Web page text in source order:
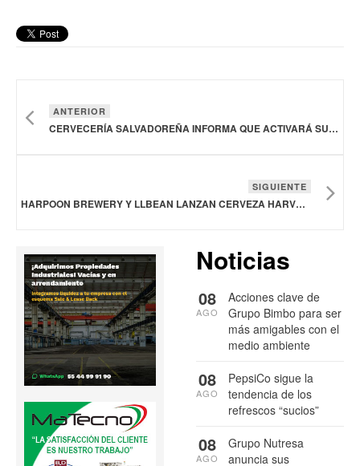
ANTERIOR
CERVECERÍA SALVADOREÑA INFORMA QUE ACTIVARÁ SU PLANTA DE PRODUCCIÓN A FINALES DE 2025
SIGUIENTE
HARPOON BREWERY Y LLBEAN LANZAN CERVEZA HARVEST LAGER DE EDICIÓN LIMITADA
Noticias
Acciones clave de
Grupo Bimbo para ser
más amigables con el
medio ambiente
08
AGO
PepsiCo sigue la
tendencia de los
refrescos “sucios”
08
AGO
Grupo Nutresa
anuncia sus
08
AGO